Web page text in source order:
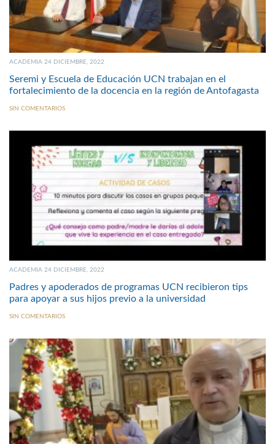
ACADEMIA 24 DICIEMBRE, 2022
Seremi y Escuela de Educación UCN trabajan en el
fortalecimiento de la docencia en la región de Antofagasta
SIN COMENTARIOS
ACADEMIA 24 DICIEMBRE, 2022
Padres y apoderados de programas UCN recibieron tips
para apoyar a sus hijos previo a la universidad
SIN COMENTARIOS